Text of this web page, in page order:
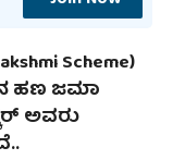
Scheme)
ಹಣ ಜಮಾ
ಅವರು